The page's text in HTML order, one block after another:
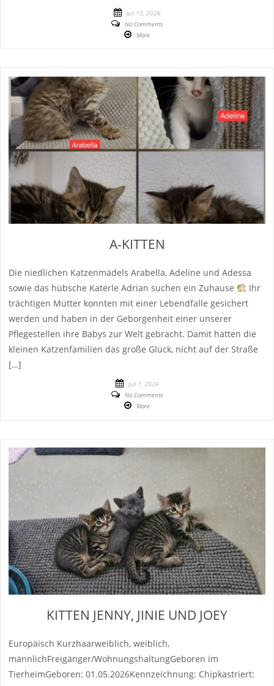
Juli 13, 2026
No Comments
More
A-KITTEN
Die niedlichen Katzenmädels Arabella, Adeline und Adessa
sowie das hübsche Katerle Adrian suchen ein Zuhause
Ihr
trächtigen Mütter konnten mit einer Lebendfalle gesichert
werden und haben in der Geborgenheit einer unserer
Pflegestellen ihre Babys zur Welt gebracht. Damit hatten die
kleinen Katzenfamilien das große Glück, nicht auf der Straße
[…]
Juli 7, 2026
No Comments
More
KITTEN JENNY, JINIE UND JOEY
Europäisch Kurzhaarweiblich, weiblich,
männlichFreigänger/WohnungshaltungGeboren im
TierheimGeboren: 01.05.2026Kennzeichnung: Chipkastriert: